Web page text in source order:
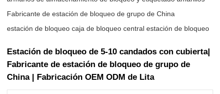
Fabricante de estación de bloqueo de grupo de China
estación de bloqueo caja de bloqueo central estación de bloqueo
Estación de bloqueo de 5-10 candados con cubierta|
Fabricante de estación de bloqueo de grupo de
China | Fabricación OEM ODM de Lita